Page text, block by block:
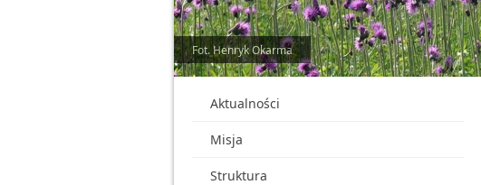
Fot. Henryk Okarma
Aktualności
Misja
Struktura